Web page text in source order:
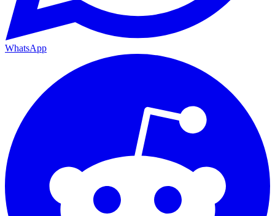
WhatsApp